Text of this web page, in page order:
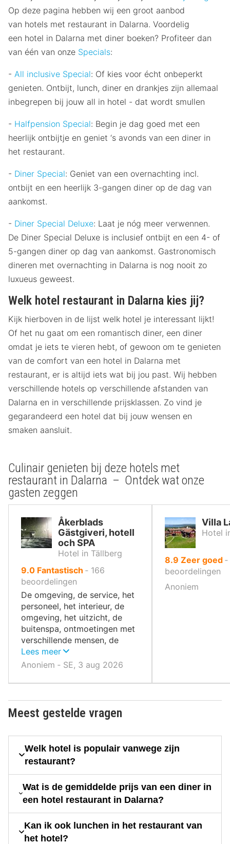
Op deze pagina hebben wij een groot aanbod
van hotels met restaurant in Dalarna. Voordelig
een hotel in Dalarna met diner boeken? Profiteer dan
van één van onze Specials:
- All inclusive Special: Of kies voor écht onbeperkt
genieten. Ontbijt, lunch, diner en drankjes zijn allemaal
inbegrepen bij jouw all in hotel - dat wordt smullen
- Halfpension Special: Begin je dag goed met een
heerlijk ontbijtje en geniet ‘s avonds van een diner in
het restaurant.
- Diner Special: Geniet van een overnachting incl.
ontbijt en een heerlijk 3-gangen diner op de dag van
aankomst.
- Diner Special Deluxe: Laat je nóg meer verwennen.
De Diner Special Deluxe is inclusief ontbijt en een 4- of
5-gangen diner op dag van aankomst. Gastronomisch
dineren met overnachting in Dalarna is nog nooit zo
luxueus geweest.
Welk hotel restaurant in Dalarna kies jij?
Kijk hierboven in de lijst welk hotel je interessant lijkt!
Of het nu gaat om een romantisch diner, een diner
omdat je iets te vieren hebt, of gewoon om te genieten
van de comfort van een hotel in Dalarna met
restaurant, er is altijd iets wat bij jou past. Wij hebben
verschillende hotels op verschillende afstanden van
Dalarna en in verschillende prijsklassen. Zo vind je
gegarandeerd een hotel dat bij jouw wensen en
smaken aansluit.
Culinair genieten bij deze hotels met
restaurant in Dalarna – Ontdek wat onze
gasten zeggen
Åkerblads
Gästgiveri, hotell
och SPA
Hotel in Tällberg
9.0uit
10
,
Fantastisch ‐ 166
beoordelingen
De omgeving, de service, het
personeel, het interieur, de
omgeving, het uitzicht, de
buitenspa, ontmoetingen met
verschillende mensen, de
natuur en het groen, de
inrichting binnen en buiten.
Lees meer
Anoniem ‐ SE, 3 aug 2026
Villa
Hotel
8.9 uit
10
Zeer goed ‐
beoordelingen
Anoniem
Meest gestelde vragen
Welk hotel is populair vanwege zijn
restaurant?
Wat is de gemiddelde prijs van een diner in
een hotel restaurant in Dalarna?
Kan ik ook lunchen in het restaurant van
het hotel?